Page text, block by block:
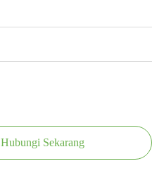
Hubungi Sekarang